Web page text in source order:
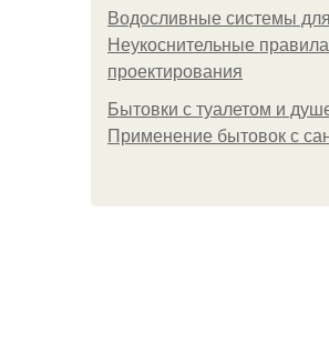
Водосливные системы
Неукоснительные правила
проектирования
Бытовки с туалетом и
Применение бытовок с